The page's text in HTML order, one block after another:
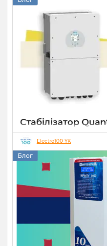
Стабілізатор
роботи СЕС
Electro100 YK
Блог